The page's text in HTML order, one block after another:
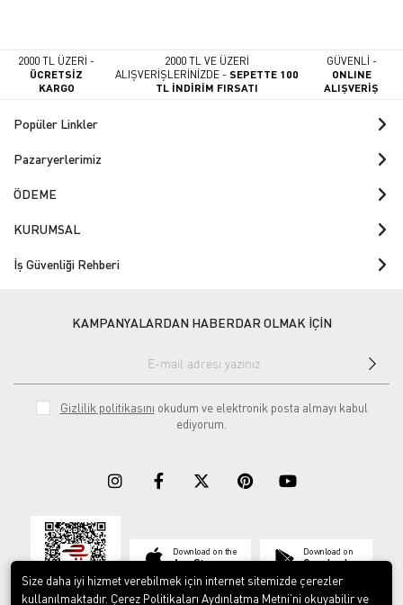
2000 TL ÜZERİ -
ÜCRETSİZ
KARGO
2000 TL VE ÜZERİ
ALIŞVERİŞLERİNİZDE -SEPETTE 100
TL İNDİRİM FIRSATI
GÜVENLİ -
ONLINE
ALIŞVERİŞ
Popüler Linkler
Pazaryerlerimiz
ÖDEME
KURUMSAL
İş Güvenliği Rehberi
KAMPANYALARDAN HABERDAR OLMAK İÇİN
Gizlilik politikasını okudum ve elektronik posta almayı kabul
ediyorum.
Download on the
App Store
Download on
Google play
Size daha iyi hizmet verebilmek için internet sitemizde çerezler
kullanılmaktadır. Çerez Politikaları Aydınlatma Metni’ni okuyabilir ve